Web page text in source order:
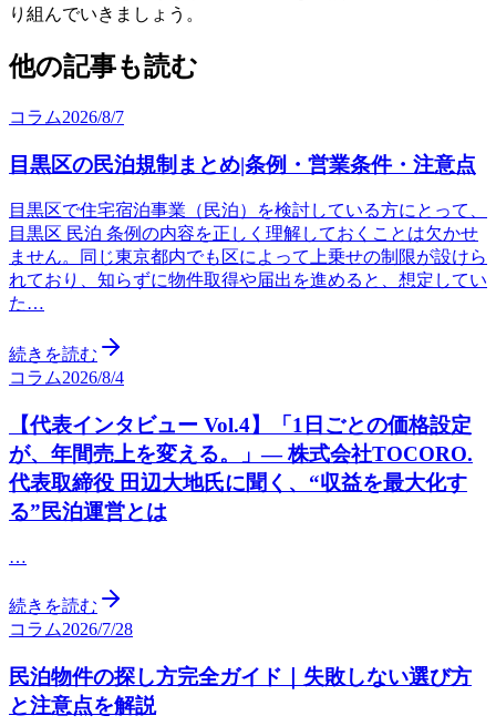
り組んでいきましょう。
他の記事も読む
コラム2026/8/7
目黒区の民泊規制まとめ|条例・営業条件・注意点
目黒区で住宅宿泊事業（民泊）を検討している方にとって、
目黒区 民泊 条例の内容を正しく理解しておくことは欠かせ
ません。同じ東京都内でも区によって上乗せの制限が設けら
れており、知らずに物件取得や届出を進めると、想定してい
た…
続きを読む
コラム2026/8/4
【代表インタビュー Vol.4】「1日ごとの価格設定
が、年間売上を変える。」— 株式会社TOCORO.
代表取締役 田辺大地氏に聞く、“収益を最大化す
る”民泊運営とは
…
続きを読む
コラム2026/7/28
民泊物件の探し方完全ガイド｜失敗しない選び方
と注意点を解説